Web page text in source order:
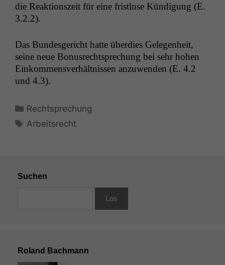
die Reak­tion­szeit für eine frist­lose Kündi­gung (E.
3.2.2).
Das Bun­des­gericht hat­te überdies Gele­gen­heit,
seine neue Bonus­recht­sprechung bei sehr hohen
Einkom­mensver­hält­nis­sen anzuwen­den (E. 4.2
und 4.3).
Kategorien
Rechtsprechung
Schlagwörter
Arbeitsrecht
Suchen
Roland Bachmann